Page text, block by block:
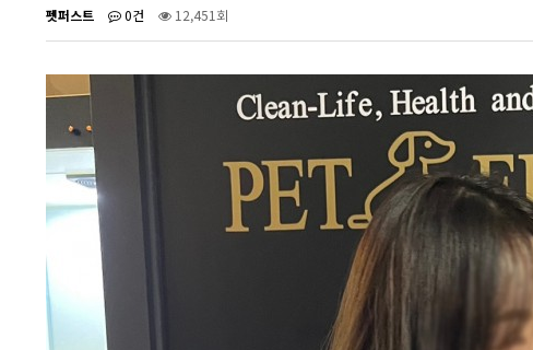
펫퍼스트 0건 12,451회